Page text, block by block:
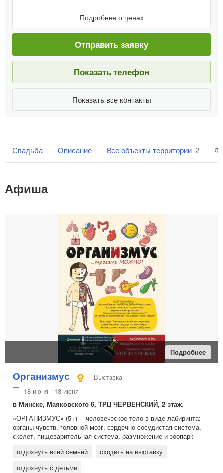
Подробнее о ценах
Отправить заявку
Показать телефон
Показать все контакты
Свадьба Описание Все объекты территории 2
Афиша
Подробнее
Организмус
Выставка
18 июня - 18 июня
в Минске, Маяковского 6, ТРЦ ЧЕРВЕНСКИЙ, 2 этаж.
«ОРГАНИЗМУС» (5+)— человеческое тело в виде лабиринта:
органы чувств, головной мозг, сердечно сосудистая система,
скелет, пищеварительная система, размножение и зоопарк
отдохнуть всей семьёй
сходить на выставку
отдохнуть с детьми